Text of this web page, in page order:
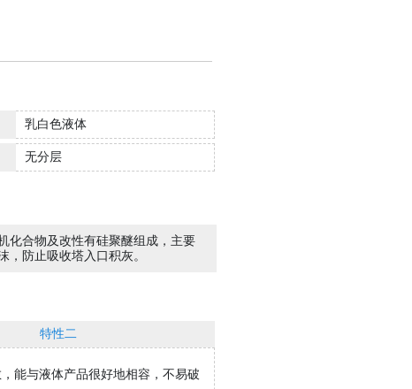
更多+
乳白色液体
无分层
化合物及改性有硅聚醚组成，主要
，防止吸收塔入口积灰。
特性二
能与液体产品很好地相容，不易破